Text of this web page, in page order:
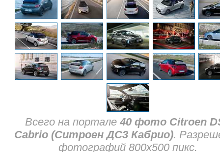
Всего на портале 40 фото Citroen
Cabrio (Ситроен ДС3 Кабрио).
фотографий 800x500 пикс.